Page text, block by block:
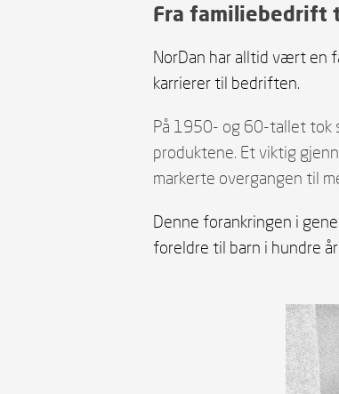
Fra familiebedrift
NorDan har alltid vært en
karrierer til bedriften.
På 1950- og 60-tallet tok
produktene. Et viktig
markerte overgangen til
Denne forankringen i
foreldre til barn i hundre år.